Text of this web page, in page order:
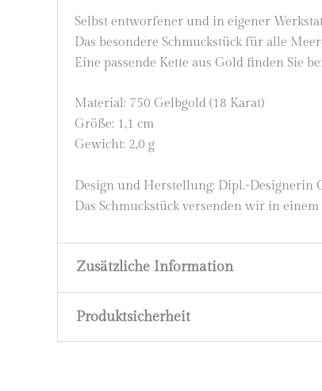
Selbst entworfener und in eigener
Das besondere Schmuckstück für alle
Eine passende Kette aus Gold finden Sie
Material: 750 Gelbgold (18 Karat)
Größe: 1,1 cm
Gewicht: 2,0 g
Design und Herstellung: Dipl.-Designerin
Das Schmuckstück versenden wir in
Zusätzliche Information
Material
Produktsicherheit